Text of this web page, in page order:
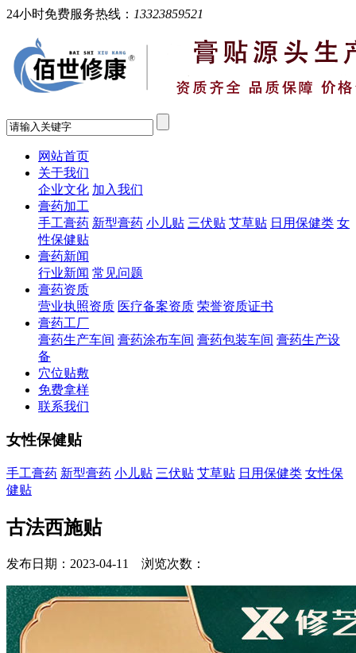
24小时免费服务热线： 13323859521
网站首页
关于我们
企业文化 加入我们
膏药加工
手工膏药 新型膏药 小儿贴 三伏贴 艾草贴 日用保健类 女
性保健贴
膏药新闻
行业新闻 常见问题
膏药资质
营业执照资质 医疗备案资质 荣誉资质证书
膏药工厂
膏药生产车间 膏药涂布车间 膏药包装车间 膏药生产设
备
穴位贴敷
免费拿样
联系我们
女性保健贴
手工膏药 新型膏药 小儿贴 三伏贴 艾草贴 日用保健类 女性保
健贴
古法西施贴
发布日期：2023-04-11 浏览次数：